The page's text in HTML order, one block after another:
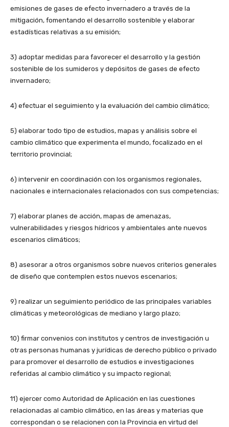
emisiones de gases de efecto invernadero a través de la
mitigación, fomentando el desarrollo sostenible y elaborar
estadísticas relativas a su emisión;
3) adoptar medidas para favorecer el desarrollo y la gestión
sostenible de los sumideros y depósitos de gases de efecto
invernadero;
4) efectuar el seguimiento y la evaluación del cambio climático;
5) elaborar todo tipo de estudios, mapas y análisis sobre el
cambio climático que experimenta el mundo, focalizado en el
territorio provincial;
6) intervenir en coordinación con los organismos regionales,
nacionales e internacionales relacionados con sus competencias;
7) elaborar planes de acción, mapas de amenazas,
vulnerabilidades y riesgos hídricos y ambientales ante nuevos
escenarios climáticos;
8) asesorar a otros organismos sobre nuevos criterios generales
de diseño que contemplen estos nuevos escenarios;
9) realizar un seguimiento periódico de las principales variables
climáticas y meteorológicas de mediano y largo plazo;
10) firmar convenios con institutos y centros de investigación u
otras personas humanas y jurídicas de derecho público o privado
para promover el desarrollo de estudios e investigaciones
referidas al cambio climático y su impacto regional;
11) ejercer como Autoridad de Aplicación en las cuestiones
relacionadas al cambio climático, en las áreas y materias que
correspondan o se relacionen con la Provincia en virtud del